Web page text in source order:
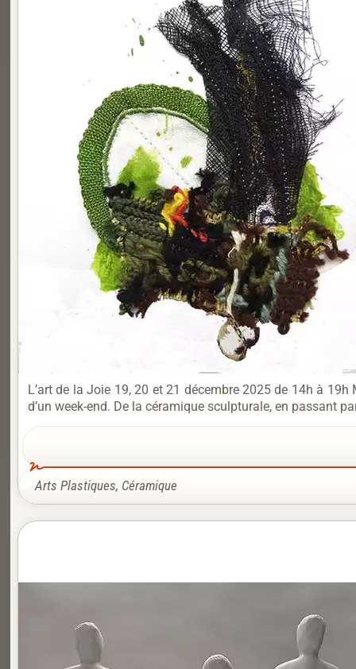
L’art de la Joie 19, 20 et 21 décembre 2025 de 14h à
d’un week-end. De la céramique sculpturale, en passant
Arts Plastiques, Céramique